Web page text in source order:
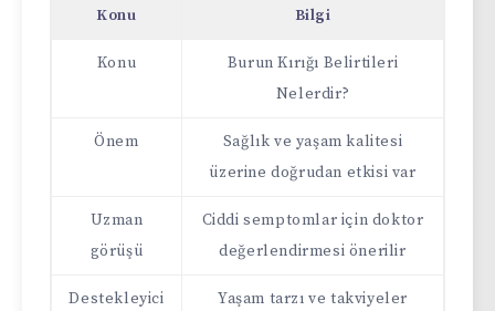
Konu Bilgi
Konu
Burun Kırığı Belirtileri
Nelerdir?
Önem
Sağlık ve yaşam kalitesi
üzerine doğrudan etkisi var
Uzman
görüşü
Ciddi semptomlar için doktor
değerlendirmesi önerilir
Destekleyici
Yaşam tarzı ve takviyeler